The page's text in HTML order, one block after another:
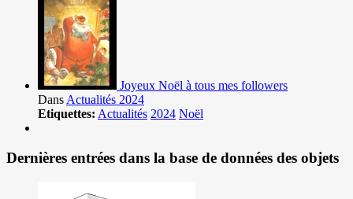
Joyeux Noël à tous mes followers
Dans Actualités 2024
Etiquettes: Actualités 2024 Noël
Dernières entrées dans la base de données des objets